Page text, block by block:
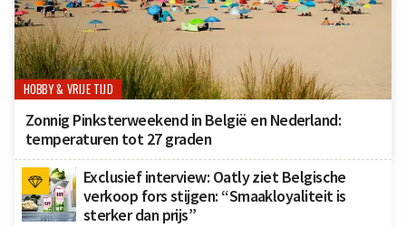
HOBBY & VRIJE TIJD
Zonnig Pinksterweekend in België en Nederland:
temperaturen tot 27 graden
Exclusief interview: Oatly ziet Belgische
verkoop fors stijgen: “Smaakloyaliteit is
sterker dan prijs”